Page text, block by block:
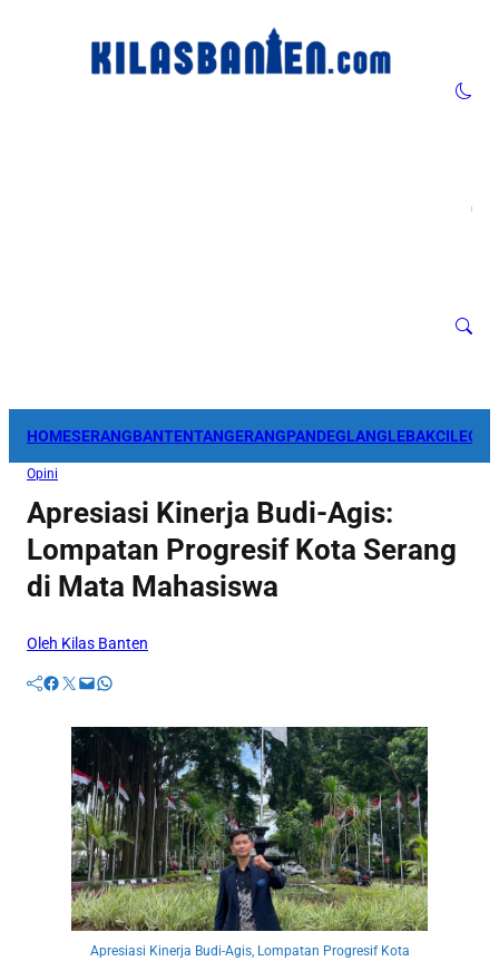
HOMESERANGBANTENTANGERANGPANDEGLANGLEBAK
Opini
Apresiasi Kinerja Budi-Agis:
Lompatan Progresif Kota Serang
di Mata Mahasiswa
Oleh Kilas Banten
Facebook Twitter Mail WhatsApp
Apresiasi Kinerja Budi-Agis, Lompatan Progresif Kota